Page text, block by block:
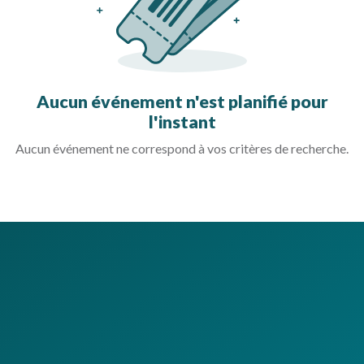
Aucun événement n'est planifié pour
l'instant
Aucun événement ne correspond à vos critères de recherche.